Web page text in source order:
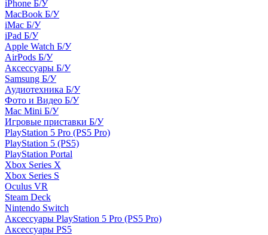
iPhone Б/У
MacBook Б/У
iMac Б/У
iPad Б/У
Apple Watch Б/У
AirPods Б/У
Аксессуары Б/У
Samsung Б/У
Аудиотехника Б/У
Фото и Видео Б/У
Mac Mini Б/У
Игровые приставки Б/У
PlayStation 5 Pro (PS5 Pro)
PlayStation 5 (PS5)
PlayStation Portal
Xbox Series X
Xbox Series S
Oculus VR
Steam Deck
Nintendo Switch
Аксессуары PlayStation 5 Pro (PS5 Pro)
Аксессуары PS5